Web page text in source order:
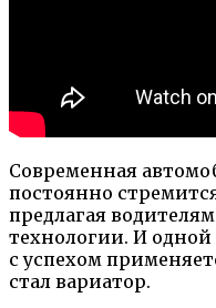
Современная
постоянно
предлагая
технологии. И
с успехом
стал вариатор.